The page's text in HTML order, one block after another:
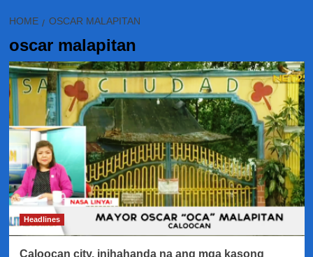
HOME OSCAR MALAPITAN
oscar malapitan
Headlines
Caloocan city, inihahanda na ang mga kasong